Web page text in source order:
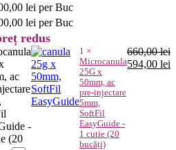
lei per Buc
lei per Buc
redus
ac
-
(20
1 ×
Microcanula
25G x
50mm, ac
pre-injectare
5mm,
SoftFil
EasyGuide -
1 cutie (20
bucăți)
660,00lei
Prețul
594,00 lei